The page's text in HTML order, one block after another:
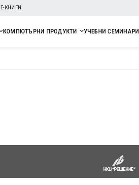
Е-КНИГИ
КОМПЮТЪРНИ ПРОДУКТИ УЧЕБНИ СЕМИНАРИ